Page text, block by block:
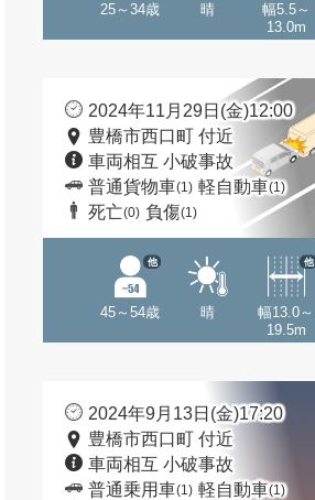
25～34歳 晴
幅5.5～
13.0m
2024年11月29日(金)12:00
豊橋市西口町 付近
車両相互 小破事故
普通貨物車(1) 軽自動車(1)
死亡(0) 負傷(1)
45～54歳
他
晴
幅13.0～
19.5m
他
2024年9月13日(金)17:20
豊橋市西口町 付近
車両相互 小破事故
普通乗用車(1) 軽自動車(1)